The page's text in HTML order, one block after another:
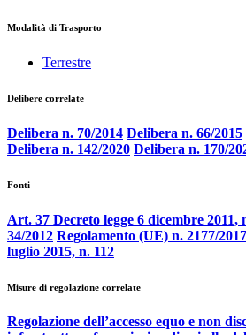
Modalità di Trasporto
Terrestre
Delibere correlate
Delibera n. 70/2014 Delibera n. 66/2015
Delibera n. 142/2020 Delibera n. 170/
Fonti
Art. 37 Decreto legge 6 dicembre 2011,
34/2012 Regolamento (UE) n. 2177/2017
luglio 2015, n. 112
Misure di regolazione correlate
Regolazione dell’accesso equo e non